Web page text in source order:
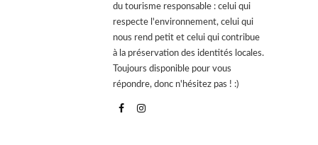
du tourisme responsable : celui qui
respecte l'environnement, celui qui
nous rend petit et celui qui contribue
à la préservation des identités locales.
Toujours disponible pour vous
répondre, donc n'hésitez pas ! :)